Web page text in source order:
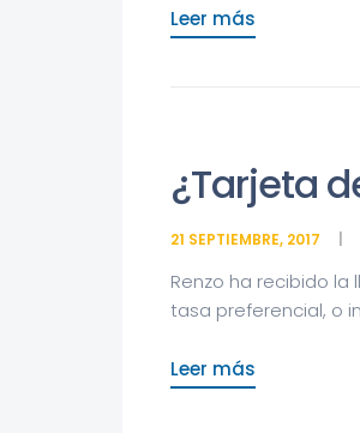
Leer más
¿Tarjeta
21 SEPTIEMBRE, 2017
Renzo ha recibido
tasa preferencial, o
Leer más